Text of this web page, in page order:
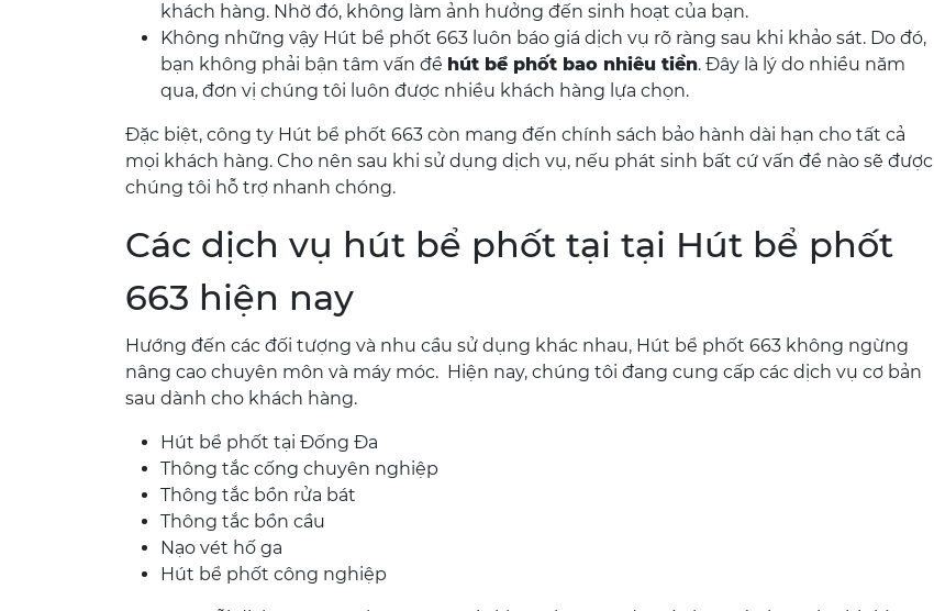
khách hàng. Nhờ đó, không làm ảnh hưởng đến sinh hoạt của bạn.
Không những vậy Hút bể phốt 663 luôn báo giá dịch vụ rõ ràng sau khi khảo sát. Do đó,
bạn không phải bận tâm vấn đề hút bể phốt bao nhiêu tiền. Đây là lý do nhiều năm
qua, đơn vị chúng tôi luôn được nhiều khách hàng lựa chọn.
Đặc biệt, công ty Hút bể phốt 663 còn mang đến chính sách bảo hành dài hạn cho tất cả
mọi khách hàng. Cho nên sau khi sử dụng dịch vụ, nếu phát sinh bất cứ vấn đề nào sẽ được
chúng tôi hỗ trợ nhanh chóng.
Các dịch vụ hút bể phốt tại tại Hút bể phốt
663 hiện nay
Hướng đến các đối tượng và nhu cầu sử dụng khác nhau, Hút bể phốt 663 không ngừng
nâng cao chuyên môn và máy móc. Hiện nay, chúng tôi đang cung cấp các dịch vụ cơ bản
sau dành cho khách hàng.
Hút bể phốt tại Đống Đa
Thông tắc cống chuyên nghiệp
Thông tắc bồn rửa bát
Thông tắc bồn cầu
Nạo vét hố ga
Hút bể phốt công nghiệp